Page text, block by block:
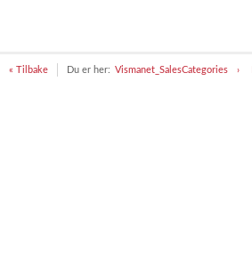
« Tilbake Du er her: Vismanet_SalesCategories